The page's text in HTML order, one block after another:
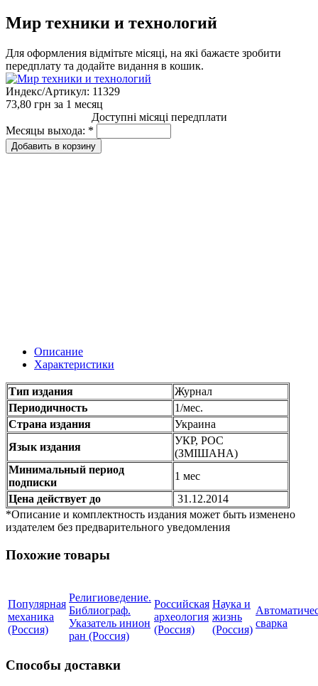
Мир техники и технологий
Для оформления відмітьте місяці, на які бажаєте зробити
передплату та додайте видання в кошик.
Индекс/Артикул: 11329
73,80 грн за 1 месяц
Доступні місяці передплати
Месяцы выхода: *
Описание
Характеристики
Тип издания
Журнал
Периодичность
1/мес.
Страна издания
Украина
Язык издания
УКР, РОС
(ЗМІШАНА)
Минимальный период
подписки
1 мес
Цена действует до
31.12.2014
*Описание и комплектность издания может быть изменено
издателем без предварительного уведомления
Похожие товары
Популярная
механика
(Россия)
Религиоведение.
Библиограф.
Указатель инион
ран (Россия)
Российская
археология
(Россия)
Наука и
жизнь
(Россия)
сварка
Способы доставки